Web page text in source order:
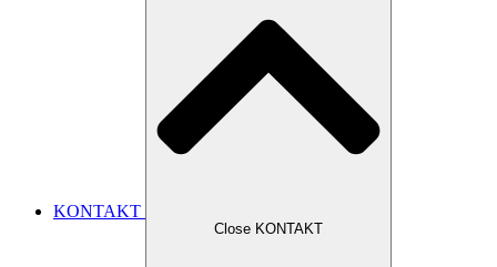
KONTAKT
Close KONTAKT